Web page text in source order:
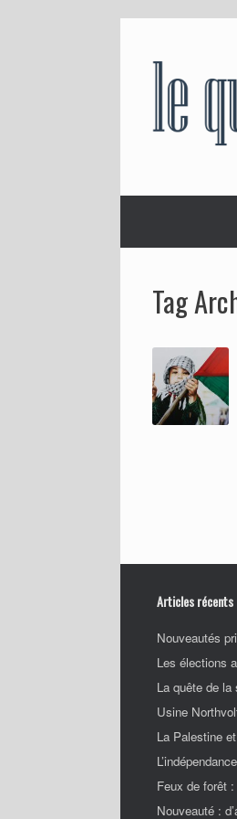
Tag
Articles récents
Nouveautés
Les élections
La quête de
Usine
La Palestine
Feux de forêt
Nouveauté :